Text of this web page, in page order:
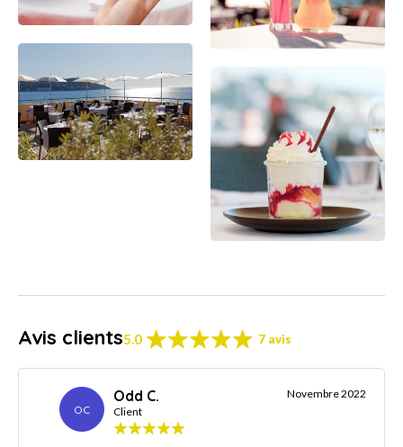
Avis clients5.0 7 avis
OC
Odd C.
Client
Novembre 2022